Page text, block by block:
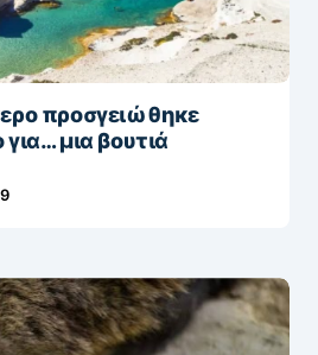
προσγειώθηκε
μια βουτιά